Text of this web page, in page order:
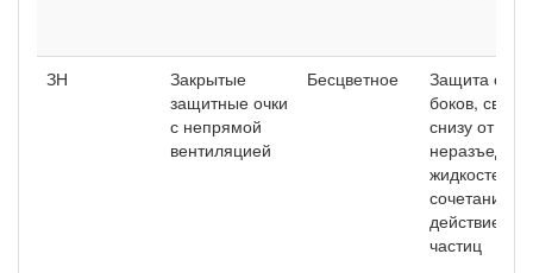
ЗН
Закрытые
защитные очки
с непрямой
вентиляцией
Бесцветное
Защита
боков,
снизу от
жидкостей и
сочетания
действием
частиц